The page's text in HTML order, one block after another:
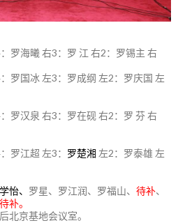
罗海曦 右3：罗 江 右2：罗锡主 右
罗国冰 左3：罗成纲 左2：罗庆国 左
罗汉泉 右3：罗在砚 右2：罗 芬 右
罗江超 左3： 罗楚湘 左2：罗泰雄 左
怡、 罗星、罗江润、罗福山、 待补、
补。
北京基地会议室。